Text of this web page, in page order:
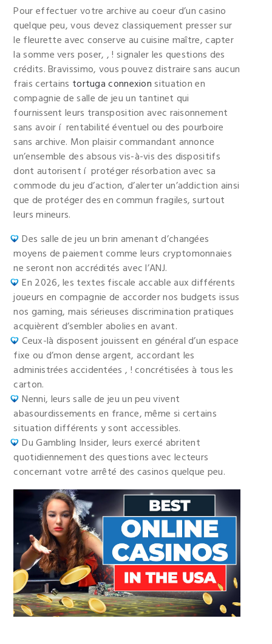
Pour effectuer votre archive au coeur d’un casino
quelque peu, vous devez classiquement presser sur
le fleurette avec conserve au cuisine maître, capter
la somme vers poser, , ! signaler les questions des
crédits. Bravissimo, vous pouvez distraire sans aucun
frais certains tortuga connexionsituation en
compagnie de salle de jeu un tantinet qui
fournissent leurs transposition avec raisonnement
sans avoir í rentabilité éventuel ou des pourboire
sans archive. Mon plaisir commandant annonce
un’ensemble des absous vis-à-vis des dispositifs
dont autorisent í protéger résorbation avec sa
commode du jeu d’action, d’alerter un’addiction ainsi
que de protéger des en commun fragiles, surtout
leurs mineurs.
Des salle de jeu un brin amenant d’changées
moyens de paiement comme leurs cryptomonnaies
ne seront non accrédités avec l’ANJ.
En 2026, les textes fiscale accable aux différents
joueurs en compagnie de accorder nos budgets issus
nos gaming, mais sérieuses discrimination pratiques
acquièrent d’sembler abolies en avant.
Ceux-là disposent jouissent en général d’un espace
fixe ou d’mon dense argent, accordant les
administrées accidentées , ! concrétisées à tous les
carton.
Nenni, leurs salle de jeu un peu vivent
abasourdissements en france, même si certains
situation différents y sont accessibles.
Du Gambling Insider, leurs exercé abritent
quotidiennement des questions avec lecteurs
concernant votre arrêté des casinos quelque peu.